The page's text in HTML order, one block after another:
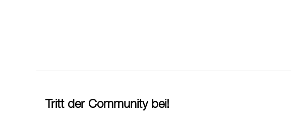
Tritt der Community bei!